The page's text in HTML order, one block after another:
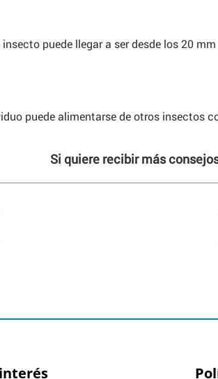
puede llegar a ser desde los 20
puede alimentarse de otros insectos
Si quiere recibir más